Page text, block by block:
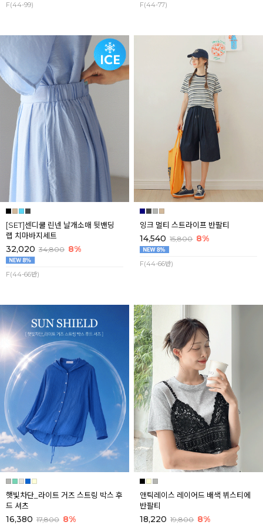
F(44-99) F(44-77)
[SET]센디쿨 린넨 날개소매 뒷밴딩
랩 치마바지세트
32,020 34,800 8%
F(44-66반)
잉크 멀티 스트라이프 반팔티
14,540 15,800 8%
F(44-66반)
햇빛차단_라이트 거즈 스트링 박스 후
드 셔츠
16,380 17,800 8%
앤틱레이스 레이어드 배색 뷔스티에
반팔티
18,220 19,800 8%